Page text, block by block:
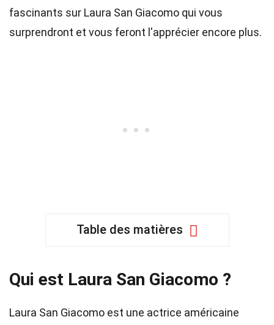
fascinants sur Laura San Giacomo qui vous
surprendront et vous feront l'apprécier encore plus.
Table des matières
Qui est Laura San Giacomo ?
Laura San Giacomo est une actrice américaine